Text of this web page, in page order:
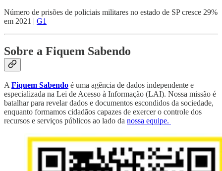
Número de prisões de policiais militares no estado de SP cresce 29%
em 2021 | G1
Sobre a Fiquem Sabendo
AFiquem Sabendo é uma agência de dados independente e
especializada na Lei de Acesso à Informação (LAI). Nossa missão é
batalhar para revelar dados e documentos escondidos da sociedade,
enquanto formamos cidadãos capazes de exercer o controle dos
recursos e serviços públicos ao lado da nossa equipe.